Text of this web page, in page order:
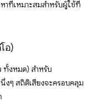
าที่เหมาะสมสำหรับผู้ใช้ที่
อ)
ทั้งหมด) สำหรับ
งๆ สถิติเสียงจะครอบคลุม